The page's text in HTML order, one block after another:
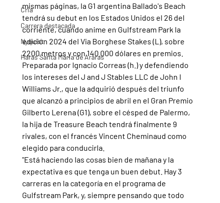
Cria
Carrera destacada
Nyquist
Haras Santa Maria de Araras
mismas páginas, la G1 argentina Ballado's Beach
tendrá su debut en los Estados Unidos el 26 del
corriente, cuando anime en Gulfstream Park la
edición 2024 del Via Borghese Stakes (L), sobre
2200 metros y con 140.000 dólares en premios.
Preparada por Ignacio Correas (h.) y defendiendo
los intereses del J and J Stables LLC de John I
Williams Jr., que la adquirió después del triunfo
que alcanzó a principios de abril en el Gran Premio
Gilberto Lerena (G1), sobre el césped de Palermo,
la hija de Treasure Beach tendrá finalmente 9
rivales, con el francés Vincent Cheminaud como
elegido para conducirla.
"Está haciendo las cosas bien de mañana y la
expectativa es que tenga un buen debut. Hay 3
carreras en la categoría en el programa de
Gulfstream Park, y, siempre pensando que todo